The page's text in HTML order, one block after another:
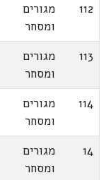
112
מגורים
ומסחר
113
מגורים
ומסחר
114
מגורים
ומסחר
14
מגורים
ומסחר